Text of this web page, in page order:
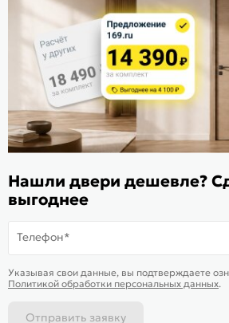
В корзину-8 370₽
Расскажите о нас
Поделиться
Оцените магазин
ИКС 1340
© 2010—2026 Склад Дверей 169.RU
Пользовательское соглашение
Политика обработки персональных
Карта сайта
Нашли двери дешевле?
выгоднее
Телефон*
Указывая свои данные, вы подтверждаете
Политикой обработки персональных данных.
Отправить заявку